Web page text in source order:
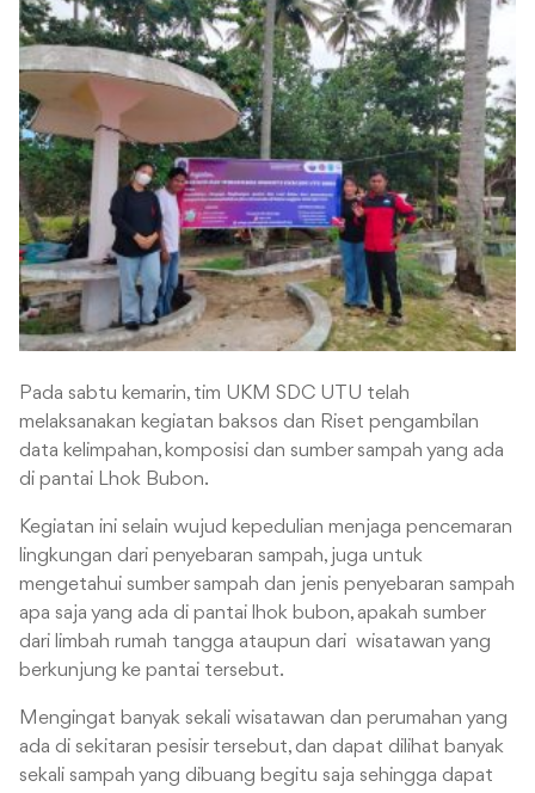
Pada sabtu kemarin, tim UKM SDC UTU telah
melaksanakan kegiatan baksos dan Riset pengambilan
data kelimpahan, komposisi dan sumber sampah yang ada
di pantai Lhok Bubon.
Kegiatan ini selain wujud kepedulian menjaga pencemaran
lingkungan dari penyebaran sampah, juga untuk
mengetahui sumber sampah dan jenis penyebaran sampah
apa saja yang ada di pantai lhok bubon, apakah sumber
dari limbah rumah tangga ataupun dari wisatawan yang
berkunjung ke pantai tersebut.
Mengingat banyak sekali wisatawan dan perumahan yang
ada di sekitaran pesisir tersebut, dan dapat dilihat banyak
sekali sampah yang dibuang begitu saja sehingga dapat